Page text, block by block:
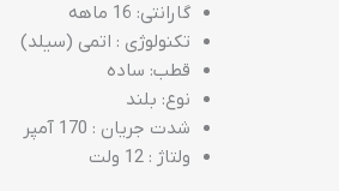
گارانتی: 16 ماهه
تکنولوژی : اتمی (سیلد)
قطب: ساده
نوع: بلند
شدت جریان : 170 آمپر
ولتاژ : 12 ولت